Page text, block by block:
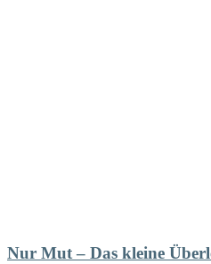
Nur Mut – Das kleine